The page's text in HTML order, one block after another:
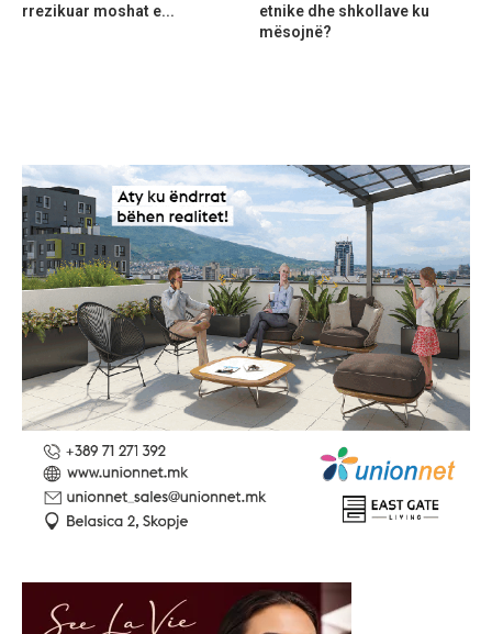
rrezikuar moshat e...
etnike dhe shkollave ku
mësojnë?